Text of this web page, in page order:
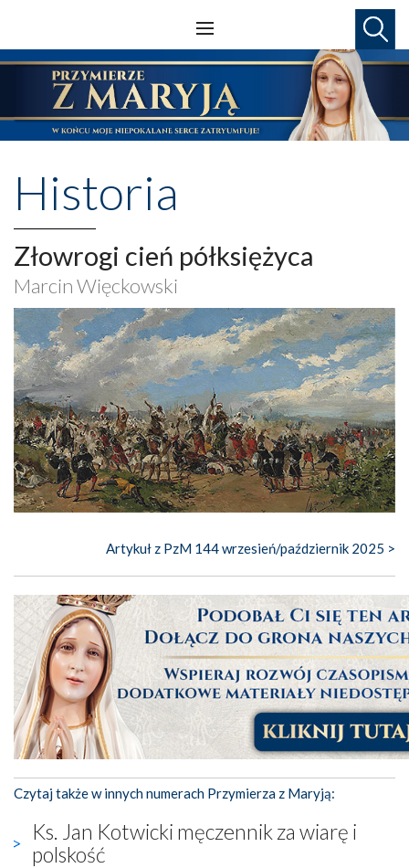
Historia
Złowrogi cień półksiężyca
Marcin Więckowski
Artykuł z PzM 144 wrzesień/październik 2025 >
Czytaj także w innych numerach Przymierza z Maryją:
Ks. Jan Kotwicki męczennik za wiarę i
polskość